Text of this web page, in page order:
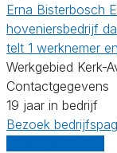
Erna Bisterbosch
hoveniersbedrijf
telt 1 werknemer
Werkgebied Kerk-
Contactgegevens
19 jaar in bedrijf
Bezoek